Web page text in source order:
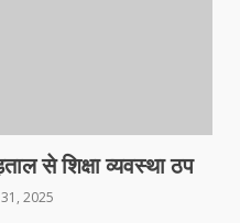
से शिक्षा व्यवस्था ठप
2025